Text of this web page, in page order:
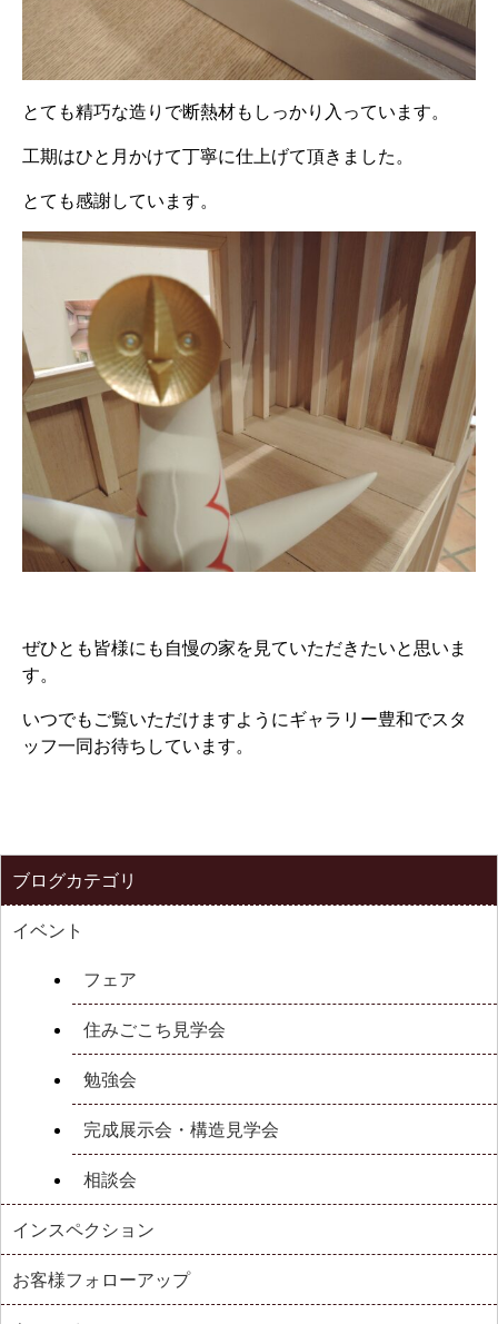
とても精巧な造りで断熱材もしっかり入っています。
工期はひと月かけて丁寧に仕上げて頂きました。
とても感謝しています。
ぜひとも皆様にも自慢の家を見ていただきたいと思いま
す。
いつでもご覧いただけますようにギャラリー豊和でスタ
ッフ一同お待ちしています。
ブログカテゴリ
イベント
フェア
住みごこち見学会
勉強会
完成展示会・構造見学会
相談会
インスペクション
お客様フォローアップ